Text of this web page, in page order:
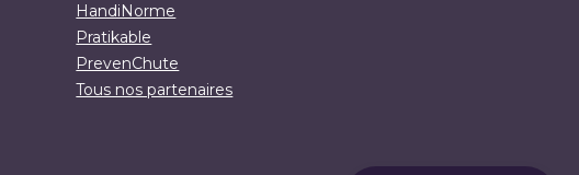
HandiNorme
Pratikable
PrevenChute
Tous nos partenaires